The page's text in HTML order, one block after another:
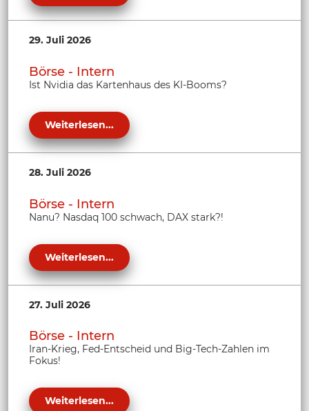
29. Juli 2026
Börse - Intern
Ist Nvidia das Kartenhaus des KI-Booms?
Weiterlesen...
28. Juli 2026
Börse - Intern
Nanu? Nasdaq 100 schwach, DAX stark?!
Weiterlesen...
27. Juli 2026
Börse - Intern
Iran-Krieg, Fed-Entscheid und Big-Tech-Zahlen im
Fokus!
Weiterlesen...